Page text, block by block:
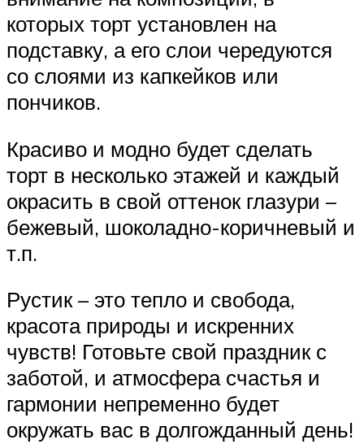
которых торт установлен на
подставку, а его слои чередуются
со слоями из капкейков или
пончиков.
Красиво и модно будет сделать
торт в несколько этажей и каждый
окрасить в свой оттенок глазури –
бежевый, шоколадно-коричневый и
т.п.
Рустик – это тепло и свобода,
красота природы и искренних
чувств! Готовьте свой праздник с
заботой, и атмосфера счастья и
гармонии непременно будет
окружать вас в долгожданный день!